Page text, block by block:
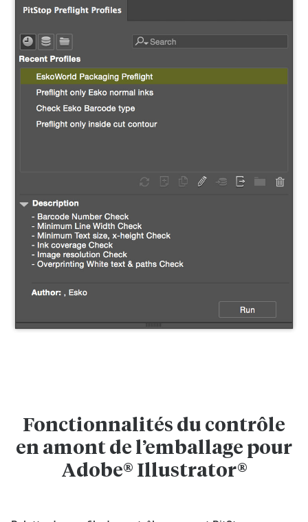
Fonctionnalités du contrôle
en amont de l’emballage pour
Adobe® Illustrator®